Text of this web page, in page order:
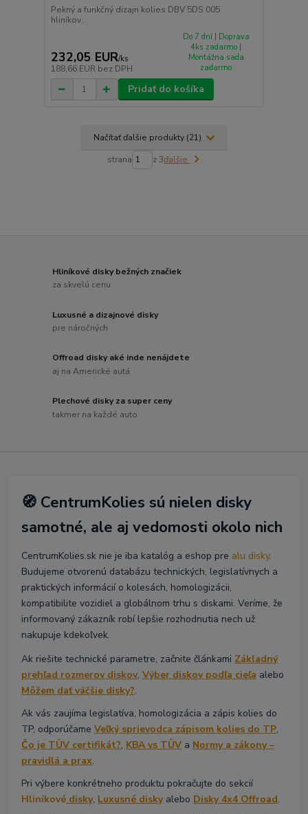
Pekný a funkčný dizajn kolies DBV 5DS 005
hliníkov...
232,05 EUR/ks
188,66 EUR bez DPH
Do 7 dní | Doprava
4ks zadarmo |
Montážna sada
zadarmo
Pridať do košíka
Načítať ďalšie produkty (21)
strana z 3ďalšie
Hliníkové disky bežných značiek
za skvelú cenu
Luxusné a dizajnové disky
pre náročných
Offroad disky aké inde nenájdete
aj na Americké autá
Plechové disky za super ceny
takmer na každé auto
🧭 CentrumKolies sú nielen disky
samotné, ale aj vedomosti okolo nich
CentrumKolies.sk nie je iba katalóg a eshop pre alu disky.
Budujeme otvorenú databázu technických, legislatívnych a
praktických informácií o kolesách, homologizácii,
kompatibilite vozidiel a globálnom trhu s diskami. Veríme, že
informovaný zákazník robí lepšie rozhodnutia nech už
nakupuje kdekoľvek.
Ak riešite technické parametre, začnite článkami Základný
prehľad rozmerov diskov,Výber diskov podľa cieľa alebo
Môžem dať väčšie disky?.
Ak vás zaujíma legislatíva, homologizácia a zápis kolies do
TP, odporúčameVeľký sprievodca zápisom kolies do TP,
Čo je TÜV certifikát?, KBA vs TÜV a Normy a zákony –
pravidlá a prax.
Pri výbere konkrétneho produktu pokračujte do sekcií
Hliníkové disky, Luxusné diskyalebo Disky 4x4 Offroad.